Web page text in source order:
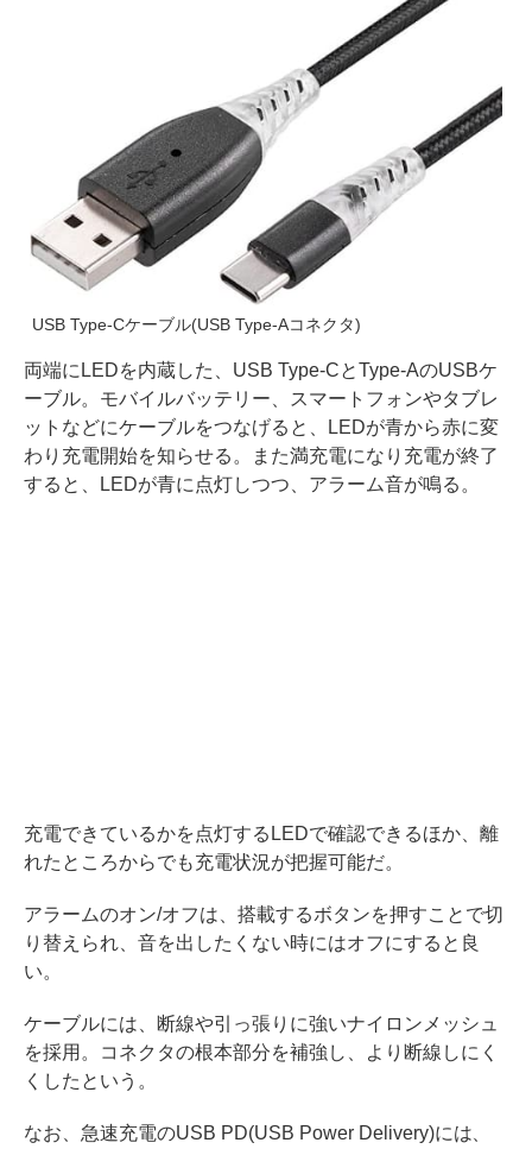
USB Type-Cケーブル(USB Type-Aコネクタ)
両端にLEDを内蔵した、USB Type-CとType-AのUSBケ
ーブル。モバイルバッテリー、スマートフォンやタブレ
ットなどにケーブルをつなげると、LEDが青から赤に変
わり充電開始を知らせる。また満充電になり充電が終了
すると、LEDが青に点灯しつつ、アラーム音が鳴る。
充電できているかを点灯するLEDで確認できるほか、離
れたところからでも充電状況が把握可能だ。
アラームのオン/オフは、搭載するボタンを押すことで切
り替えられ、音を出したくない時にはオフにすると良
い。
ケーブルには、断線や引っ張りに強いナイロンメッシュ
を採用。コネクタの根本部分を補強し、より断線しにく
くしたという。
なお、急速充電のUSB PD(USB Power Delivery)には、